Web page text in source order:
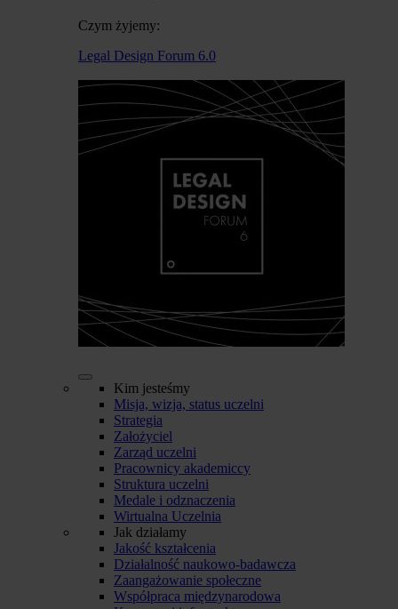
Czym żyjemy:
Legal Design Forum 6.0
Kim jesteśmy
Misja, wizja, status uczelni
Strategia
Założyciel
Zarząd uczelni
Pracownicy akademiccy
Struktura uczelni
Medale i odznaczenia
Wirtualna Uczelnia
Jak działamy
Jakość kształcenia
Działalność naukowo-badawcza
Zaangażowanie społeczne
Współpraca międzynarodowa